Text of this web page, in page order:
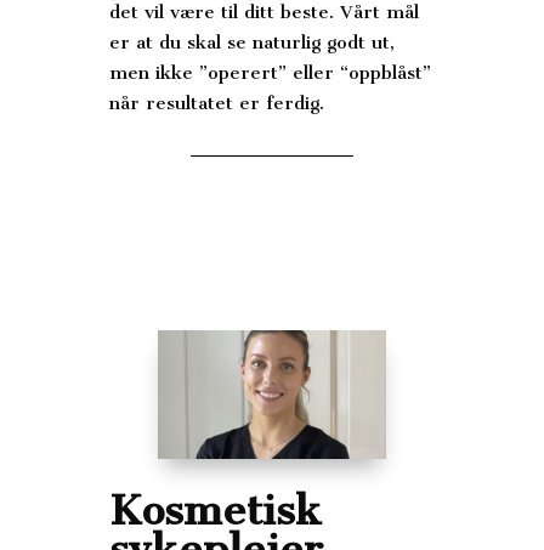
det vil være til ditt beste. Vårt mål
er at du skal se naturlig godt ut,
men ikke ”operert” eller “oppblåst”
når resultatet er ferdig.
Kosmetisk